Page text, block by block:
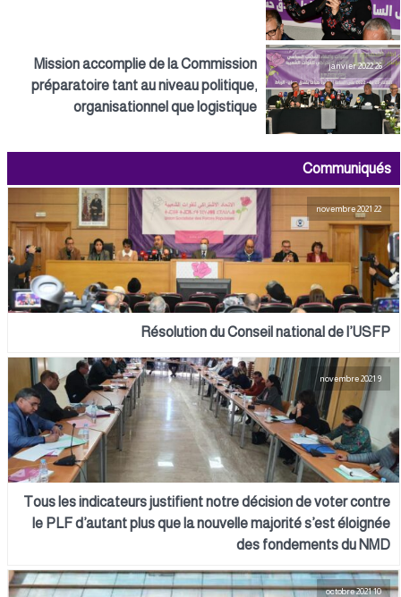
26 janvier 2022
Mission accomplie de la Commission
préparatoire tant au niveau politique,
organisationnel que logistique
Communiqués
22 novembre 2021
Résolution du Conseil national de l’USFP
Tous les indicateurs justifient notre décision de voter contre
le PLF d’autant plus que la nouvelle majorité s’est éloignée
des fondements du NMD
10 octobre 2021